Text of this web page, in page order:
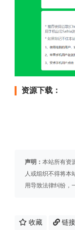
资源下载：
声明： 本站所有资
人或组织不得将本
用导致法律纠纷，
收藏 链接